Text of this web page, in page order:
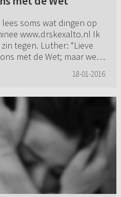
soms wat dingen op
www.drskexalto.nl Ik
tegen. Luther: “Lieve
met de Wet; maar wees
18-01-2016